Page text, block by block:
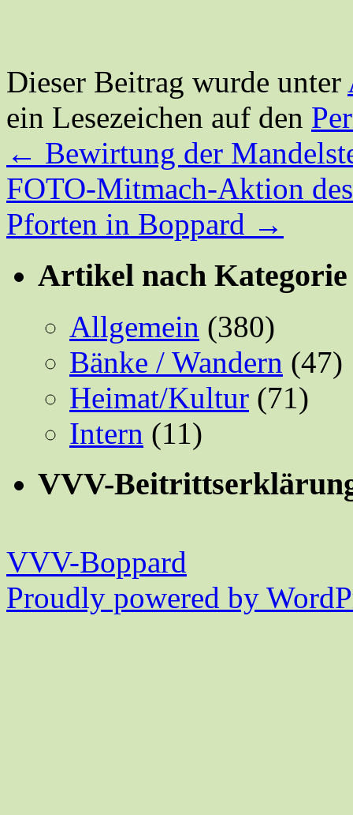
Dieser Beitrag wurde unter
ein Lesezeichen auf den
← Bewirtung der
FOTO-Mitmach-Aktion
Pforten in Boppard →
Artikel nach Kategorie
Allgemein (380)
Bänke / Wandern (47)
Heimat/Kultur (71)
Intern (11)
VVV-
VVV-Boppard
Proudly powered by